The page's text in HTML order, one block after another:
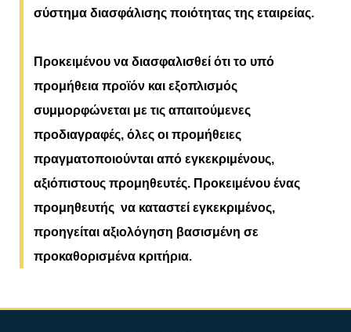
σύστημα διασφάλισης ποιότητας της εταιρείας.
Προκειμένου να διασφαλισθεί ότι το υπό
προμήθεια προϊόν και εξοπλισμός
συμμορφώνεται με τις απαιτούμενες
προδιαγραφές, όλες οι προμήθειες
πραγματοποιούνται από εγκεκριμένους,
αξιόπιστους προμηθευτές. Προκειμένου ένας
προμηθευτής να καταστεί εγκεκριμένος,
προηγείται αξιολόγηση βασισμένη σε
προκαθορισμένα κριτήρια.